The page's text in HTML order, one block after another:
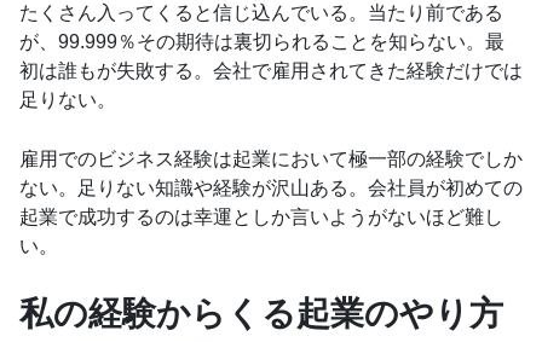
たくさん入ってくると信じ込んでいる。当たり前である
が、99.999％その期待は裏切られることを知らない。最
初は誰もが失敗する。会社で雇用されてきた経験だけでは
足りない。
雇用でのビジネス経験は起業において極一部の経験でしか
ない。足りない知識や経験が沢山ある。会社員が初めての
起業で成功するのは幸運としか言いようがないほど難し
い。
私の経験からくる起業のやり方